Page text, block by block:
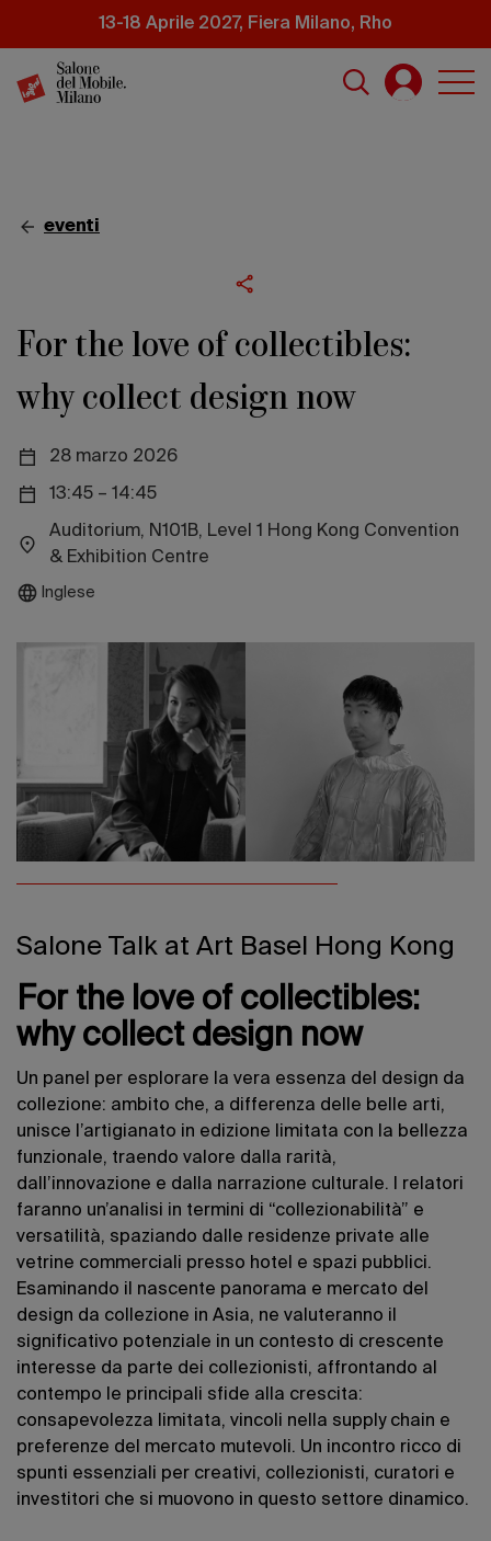
principale
13-18 Aprile 2027, Fiera Milano, Rho
eventi
For the love of collectibles:
why collect design now
28 marzo 2026
13:45 – 14:45
Auditorium, N101B, Level 1 Hong Kong Convention
& Exhibition Centre
Inglese
Salone Talk at Art Basel Hong Kong
For the love of collectibles:
why collect design now
Un panel per esplorare la vera essenza del design da
collezione: ambito che, a differenza delle belle arti,
unisce l’artigianato in edizione limitata con la bellezza
funzionale, traendo valore dalla rarità,
dall’innovazione e dalla narrazione culturale. I relatori
faranno un’analisi in termini di “collezionabilità” e
versatilità, spaziando dalle residenze private alle
vetrine commerciali presso hotel e spazi pubblici.
Esaminando il nascente panorama e mercato del
design da collezione in Asia, ne valuteranno il
significativo potenziale in un contesto di crescente
interesse da parte dei collezionisti, affrontando al
contempo le principali sfide alla crescita:
consapevolezza limitata, vincoli nella supply chain e
preferenze del mercato mutevoli. Un incontro ricco di
spunti essenziali per creativi, collezionisti, curatori e
investitori che si muovono in questo settore dinamico.